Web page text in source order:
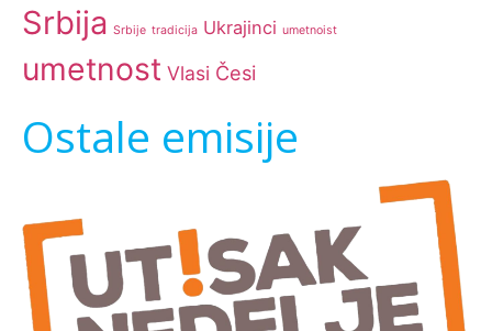
Srbija Srbije tradicija Ukrajinci umetnoist
umetnost Vlasi Česi
Ostale emisije